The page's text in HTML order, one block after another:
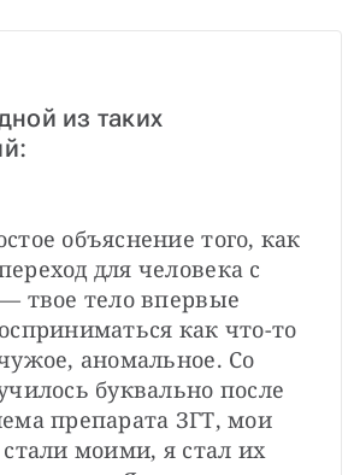
из таких
объяснение того, как
для человека с
твое тело впервые
как что-то
аномальное. Со
буквально после
препарата ЗГТ, мои
моими, я стал их